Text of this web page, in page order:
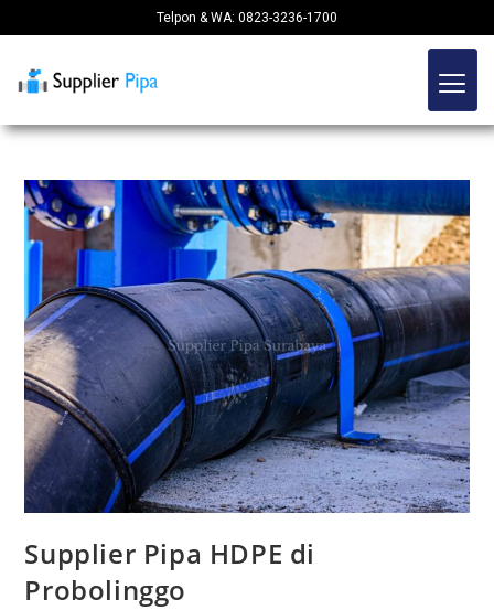
Telpon & WA: 0823-3236-1700
Supplier Pipa HDPE di
Probolinggo